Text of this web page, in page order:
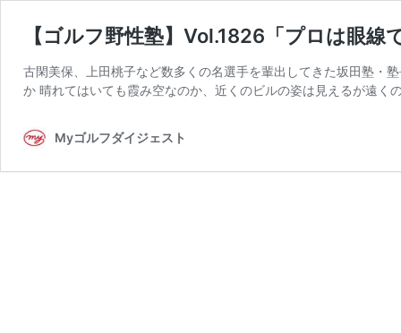
【ゴルフ野性塾】Vol.1826「プロは眼線
古閑美保、上田桃子など数多くの名選手を輩出してきた坂田塾・
か 晴れてはいても霞み空なのか、近くのビルの姿は見えるが遠
Myゴルフダイジェスト